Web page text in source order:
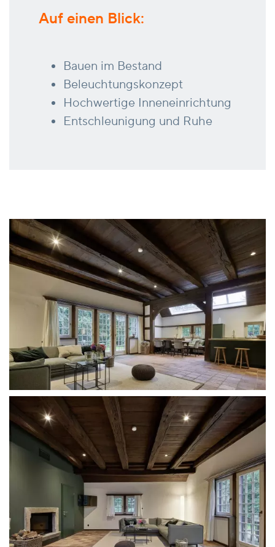
Auf einen Blick:
Bauen im Bestand
Beleuchtungskonzept
Hochwertige Inneneinrichtung
Entschleunigung und Ruhe